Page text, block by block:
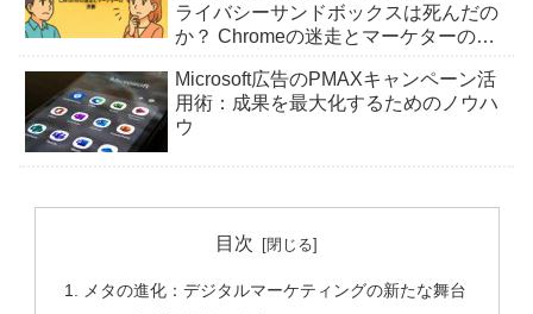
ライバシーサンドボックスは死んだの
か？ Chromeの迷走とマーケターの決
Microsoft広告のPMAXキャンペーン活
用術：成果を最大化するためのノウハ
ウ
目次
メタの進化：デジタルマーケティングの新たな舞台